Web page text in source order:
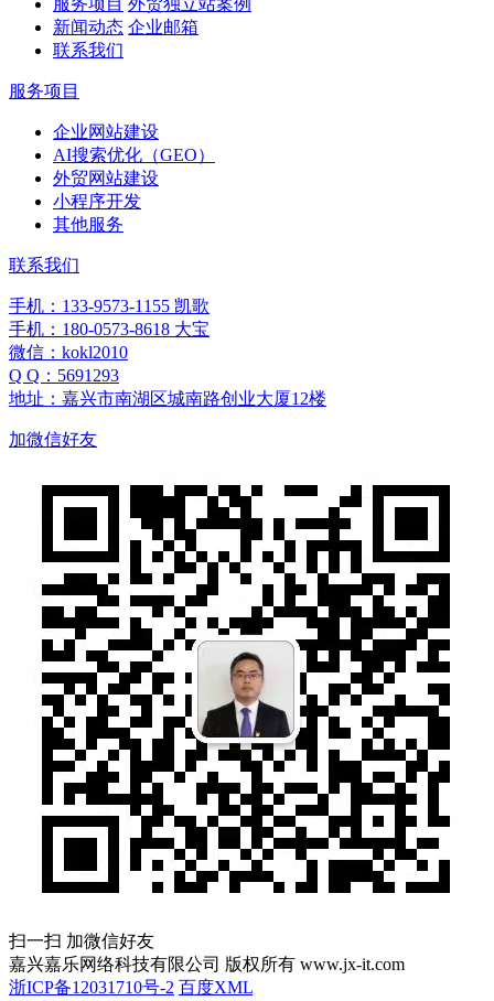
服务项目 外贸独立站案例
新闻动态 企业邮箱
联系我们
服务项目
企业网站建设
AI搜索优化（GEO）
外贸网站建设
小程序开发
其他服务
联系我们
手机：133-9573-1155 凯歌
手机：180-0573-8618 大宝
微信：kokl2010
Q Q：5691293
地址：嘉兴市南湖区城南路创业大厦12楼
加微信好友
扫一扫 加微信好友
嘉兴嘉乐网络科技有限公司 版权所有 www.jx-it.com
浙ICP备12031710号-2 百度XML